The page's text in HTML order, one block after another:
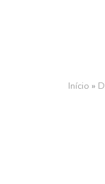
Início »